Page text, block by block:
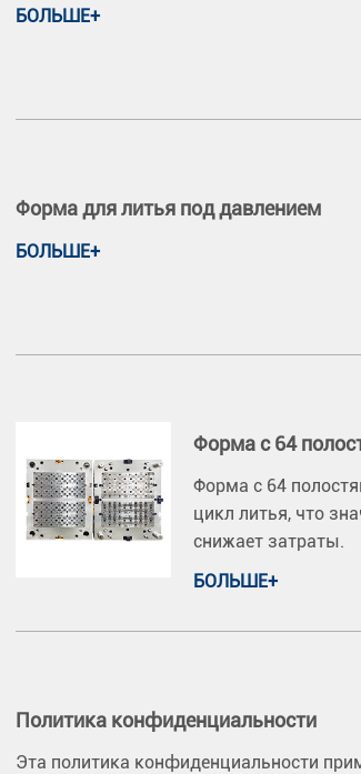
БОЛЬШЕ+
Форма для литья под давлением
БОЛЬШЕ+
Форма с 64
Форма с 64
цикл литья, что
снижает затраты.
БОЛЬШЕ+
Политика конфиденциальности
Эта политика конфиденциальности